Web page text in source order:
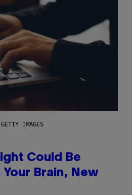
IMAGES
Could Be
Your Brain, New